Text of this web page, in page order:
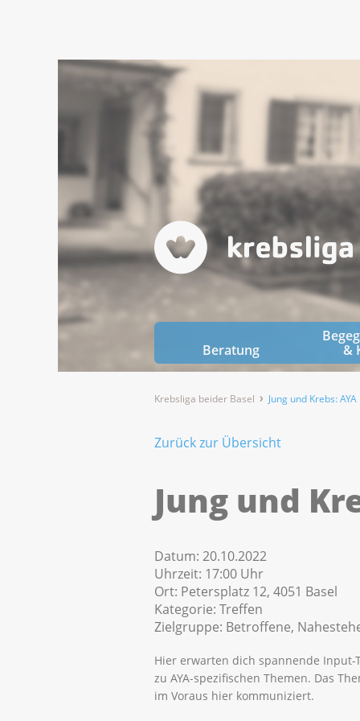
Beratung
&
Krebsliga beider Basel Jung und Krebs:
Zurück zur Übersicht
Jung und
Datum: 20.10.2022
Uhrzeit: 17:00 Uhr
Ort: Petersplatz 12, 4051 Basel
Kategorie: Treffen
Zielgruppe: Betroffene,
Hier erwarten dich spannende Input-
zu AYA-spezifischen Themen. Das
im Voraus hier kommuniziert.